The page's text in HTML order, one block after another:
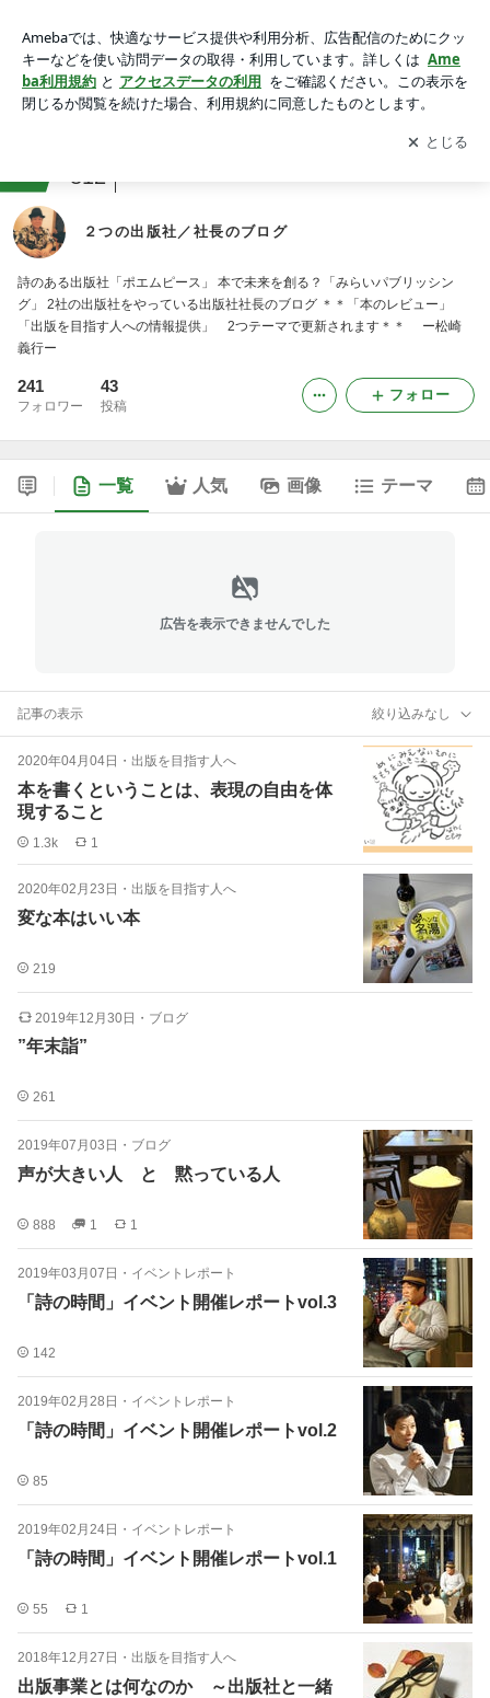
アプリをダウンロードして ブログの更新通知
を受け取りまし
ょう。
開く
812
２つの出版社／社長のブログ
詩のある出版社「ポエムピース」 本で未来を創る？「みらいパブリッシン
グ」 2社の出版社をやっている出版社社長のブログ ＊＊「本のレビュー」
「出版を目指す人への情報提供」 2つテーマで更新されます＊＊ ー松崎
義行ー
241
フォロワー
43
投稿
フォロー
一覧 人気 画像 テーマ
広告を表示できませんでした
記事の表示 絞り込みなし
2020年04月04日 ・ 出版を目指す人へ
本を書くということは、表現の自由を体
現すること
1.3k 1
2020年02月23日 ・ 出版を目指す人へ
変な本はいい本
219
2019年12月30日 ・ ブログ
”年末詣”
261
2019年07月03日 ・ ブログ
声が大きい人 と 黙っている人
888 1 1
2019年03月07日 ・ イベントレポート
「詩の時間」イベント開催レポートvol.3
142
2019年02月28日 ・ イベントレポート
「詩の時間」イベント開催レポートvol.2
85
2019年02月24日 ・ イベントレポート
「詩の時間」イベント開催レポートvol.1
55 1
2018年12月27日 ・ 出版を目指す人へ
出版事業とは何なのか ～出版社と一緒